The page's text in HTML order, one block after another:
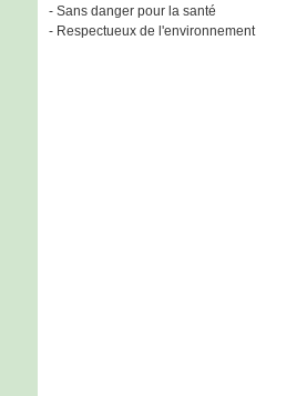
- Sans danger pour la santé
- Respectueux de l'environnement